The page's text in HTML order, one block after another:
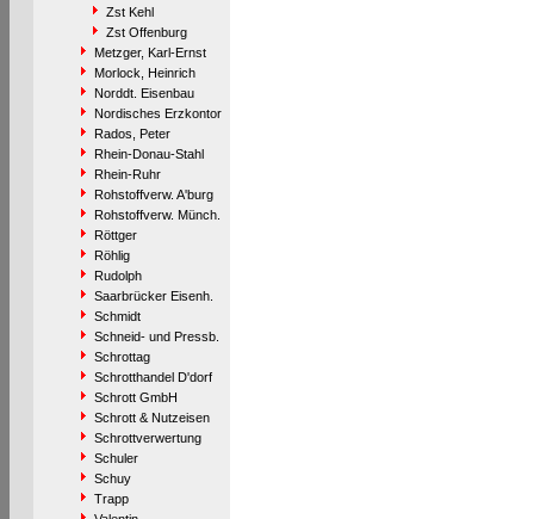
Zst Kehl
Zst Offenburg
Metzger, Karl-Ernst
Morlock, Heinrich
Norddt. Eisenbau
Nordisches Erzkontor
Rados, Peter
Rhein-Donau-Stahl
Rhein-Ruhr
Rohstoffverw. A'burg
Rohstoffverw. Münch.
Röttger
Röhlig
Rudolph
Saarbrücker Eisenh.
Schmidt
Schneid- und Pressb.
Schrottag
Schrotthandel D'dorf
Schrott GmbH
Schrott & Nutzeisen
Schrottverwertung
Schuler
Schuy
Trapp